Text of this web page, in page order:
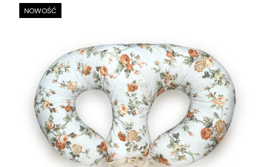
NOWOŚĆ